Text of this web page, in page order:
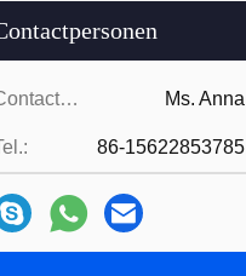
Contactpersonen: Ms. Anna
86-15622853785